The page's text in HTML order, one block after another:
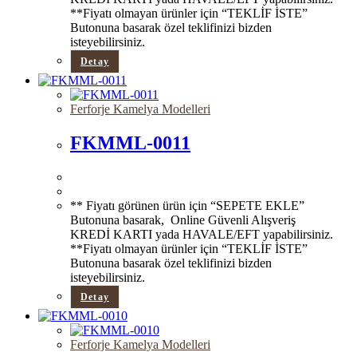
**Fiyatı olmayan ürünler için “TEKLİF İSTE”
Butonuna basarak özel teklifinizi bizden
isteyebilirsiniz.
Detay
Ferforje Kamelya Modelleri
FKMML-0011
** Fiyatı görünen ürün için “SEPETE EKLE”
Butonuna basarak, Online Güvenli Alışveriş
KREDİ KARTI yada HAVALE/EFT yapabilirsiniz.
**Fiyatı olmayan ürünler için “TEKLİF İSTE”
Butonuna basarak özel teklifinizi bizden
isteyebilirsiniz.
Detay
Ferforje Kamelya Modelleri